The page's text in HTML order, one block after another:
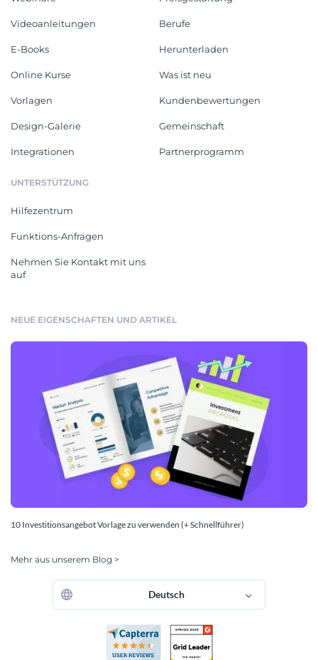
Videoanleitungen
E-Books
Online Kurse
Vorlagen
Design-Galerie
Integrationen
Berufe
Herunterladen
Was ist neu
Kundenbewertungen
Gemeinschaft
Partnerprogramm
UNTERSTÜTZUNG
Hilfezentrum
Funktions-Anfragen
Nehmen Sie Kontakt mit uns
auf
NEUE EIGENSCHAFTEN UND ARTIKEL
10 Investitionsangebot Vorlage zu verwenden (+ Schnellführer)
Mehr aus unserem Blog >
Deutsch